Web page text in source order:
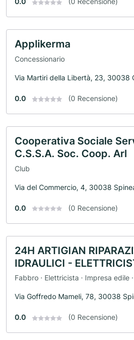
Applikerma
Concessionario
Via Martiri della Libertà, 23, 30038
0.0 (0 Recensione)
Cooperativa Sociale
C.S.S.A. Soc. Coop. Arl
Club
Via del Commercio, 4, 30038
0.0 (0 Recensione)
24H ARTIGIAN
IDRAULICI -
Fabbro · Elettricista · Impresa edile
Via Goffredo Mameli, 78, 30038
0.0 (0 Recensione)